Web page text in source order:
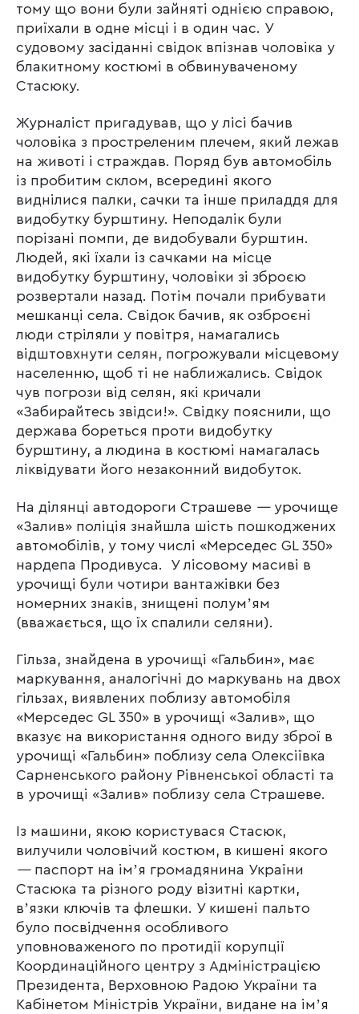
тому що вони були зайняті однією справою,
приїхали в одне місці і в один час. У
судовому засіданні свідок впізнав чоловіка у
блакитному костюмі в обвинуваченому
Стасюку.
Журналіст пригадував, що у лісі бачив
чоловіка з простреленим плечем, який лежав
на животі і страждав. Поряд був автомобіль
із пробитим склом, всередині якого
виднілися палки, сачки та інше приладдя для
видобутку бурштину. Неподалік були
порізані помпи, де видобували бурштин.
Людей, які їхали із сачками на місце
видобутку бурштину, чоловіки зі зброєю
розвертали назад. Потім почали прибувати
мешканці села. Свідок бачив, як озброєні
люди стріляли у повітря, намагались
відштовхнути селян, погрожували місцевому
населенню, щоб ті не наближались. Свідок
чув погрози від селян, які кричали
«Забирайтесь звідси!». Свідку пояснили, що
держава бореться проти видобутку
бурштину, а людина в костюмі намагалась
ліквідувати його незаконний видобуток.
На ділянці автодороги Страшеве —урочище
«Залив» поліція знайшла шість пошкоджених
автомобілів, у тому числі «Мерседес GL 350»
нардепа Продивуса. У лісовому масиві в
урочищі були чотири вантажівки без
номерних знаків, знищені полумʼям
(вважається, що їх спалили селяни).
Гільза, знайдена в урочищі «Гальбин», має
маркування, аналогічні до маркувань на двох
гільзах, виявлених поблизу автомобіля
«Мерседес GL 350» в урочищі «Залив», що
вказує на використання одного виду зброї в
урочищі «Гальбин» поблизу села Олексіївка
Сарненського району Рівненської області та
в урочищі «Залив» поблизу села Страшеве.
Із машини, якою користувася Стасюк,
вилучили чоловічий костюм, в кишені якого
—паспорт на імʼя громадянина України
Стасюка та різного роду візитні картки,
вʼязки ключів та флешки. У кишені пальто
було посвідчення особливого
уповноваженого по протидії корупції
Координаційного центру з Адміністрацією
Президента, Верховною Радою України та
Кабінетом Міністрів України, видане на імʼя